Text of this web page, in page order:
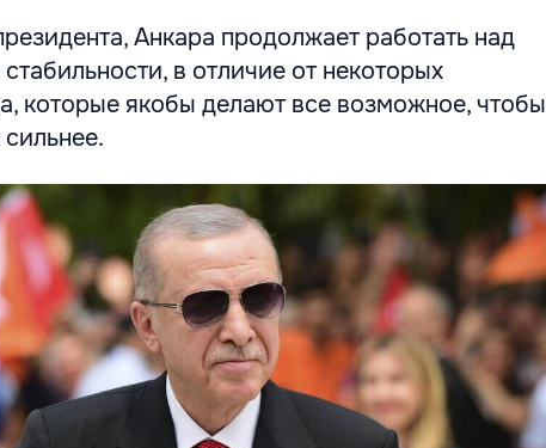
Анкара продолжает работать над
в отличие от некоторых
которые якобы делают все возможное, чтобы